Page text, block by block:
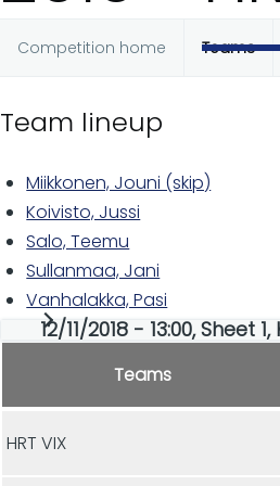
tabs
Competition home Teams
Team lineup
Miikkonen, Jouni (skip)
Koivisto, Jussi
Salo, Teemu
Sullanmaa, Jani
Vanhalakka, Pasi
12/11/2018 - 13:00, Sheet 1,
Teams
HRT VIX